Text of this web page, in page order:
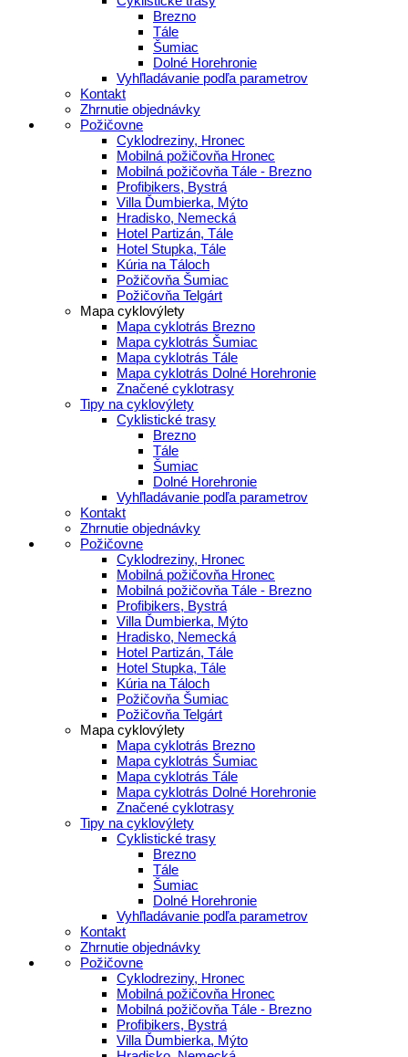
Brezno
Tále
Šumiac
Dolné Horehronie
Vyhľladávanie podľa parametrov
Kontakt
Zhrnutie objednávky
Požičovne
Cyklodreziny, Hronec
Mobilná požičovňa Hronec
Mobilná požičovňa Tále - Brezno
Profibikers, Bystrá
Villa Ďumbierka, Mýto
Hradisko, Nemecká
Hotel Partizán, Tále
Hotel Stupka, Tále
Kúria na Táloch
Požičovňa Šumiac
Požičovňa Telgárt
Mapa cyklovýlety
Mapa cyklotrás Brezno
Mapa cyklotrás Šumiac
Mapa cyklotrás Tále
Mapa cyklotrás Dolné Horehronie
Značené cyklotrasy
Tipy na cyklovýlety
Cyklistické trasy
Brezno
Tále
Šumiac
Dolné Horehronie
Vyhľladávanie podľa parametrov
Kontakt
Zhrnutie objednávky
Požičovne
Cyklodreziny, Hronec
Mobilná požičovňa Hronec
Mobilná požičovňa Tále - Brezno
Profibikers, Bystrá
Villa Ďumbierka, Mýto
Hradisko, Nemecká
Hotel Partizán, Tále
Hotel Stupka, Tále
Kúria na Táloch
Požičovňa Šumiac
Požičovňa Telgárt
Mapa cyklovýlety
Mapa cyklotrás Brezno
Mapa cyklotrás Šumiac
Mapa cyklotrás Tále
Mapa cyklotrás Dolné Horehronie
Značené cyklotrasy
Tipy na cyklovýlety
Cyklistické trasy
Brezno
Tále
Šumiac
Dolné Horehronie
Vyhľladávanie podľa parametrov
Kontakt
Zhrnutie objednávky
Požičovne
Cyklodreziny, Hronec
Mobilná požičovňa Hronec
Mobilná požičovňa Tále - Brezno
Profibikers, Bystrá
Villa Ďumbierka, Mýto